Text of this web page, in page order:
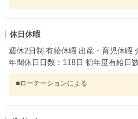
休日休暇
週休2日制 有給休暇 出産・育児休暇
年間休日日数：118日 初年度有給日
■ローテーションによる